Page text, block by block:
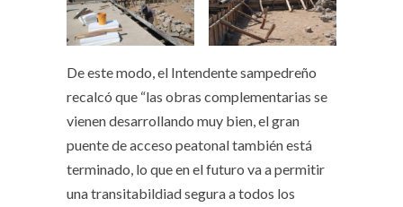
De este modo, el Intendente sampedreño
recalcó que “las obras complementarias se
vienen desarrollando muy bien, el gran
puente de acceso peatonal también está
terminado, lo que en el futuro va a permitir
una transitabildiad segura a todos los